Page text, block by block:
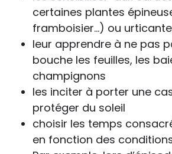
certaines plantes
framboisier…) ou
leur apprendre à ne pas
bouche les feuilles, les
champignons
les inciter à porter une
protéger du soleil
choisir les temps
en fonction des